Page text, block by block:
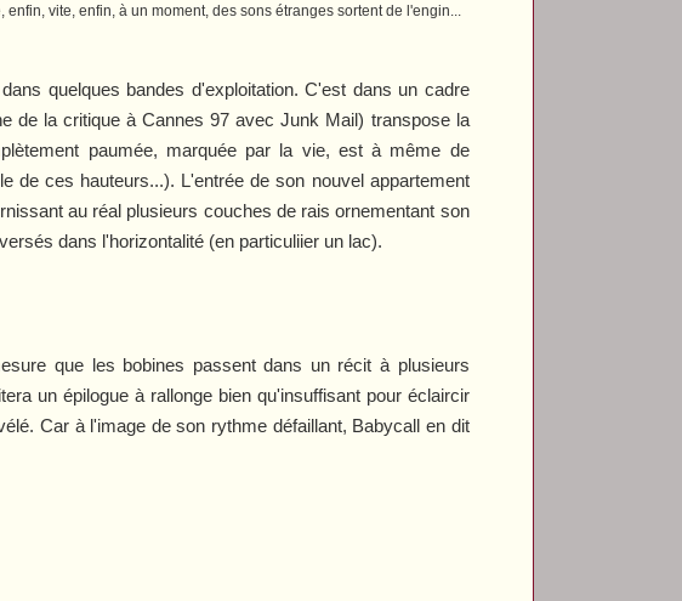
vite, enfin, à un moment, des sons étranges sortent de l'engin...
quelques bandes d'exploitation. C'est dans un cadre
de la critique à Cannes 97 avecJunk Mail) transpose la
paumée, marquée par la vie, est à même de
de ces hauteurs...). L'entrée de son nouvel appartement
au réal plusieurs couches de rais ornementant son
dans l'horizontalité (en particuliier un lac).
que les bobines passent dans un récit à plusieurs
un épilogue à rallonge bien qu'insuffisant pour éclaircir
Car à l'image de son rythme défaillant, Babycall en dit